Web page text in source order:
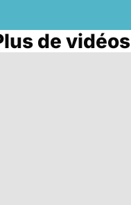
de vidéos